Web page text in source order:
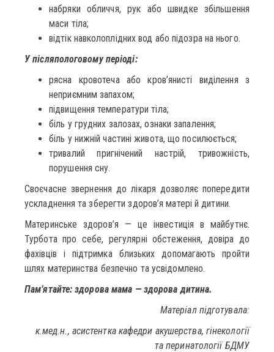
набряки обличчя, рук або швидке збільшення
маси тіла;
відтік навколоплідних вод або підозра на нього.
У післяпологовому періоді:
рясна кровотеча або кров’янисті виділення з
неприємним запахом;
підвищення температури тіла;
біль у грудних залозах, ознаки запалення;
біль у нижній частині живота, що посилюється;
тривалий пригнічений настрій, тривожність,
порушення сну.
Своєчасне звернення до лікаря дозволяє попередити
ускладнення та зберегти здоров’я матері й дитини.
Материнське здоров’я — це інвестиція в майбутнє.
Турбота про себе, регулярні обстеження, довіра до
фахівців і підтримка близьких допомагають пройти
шлях материнства безпечно та усвідомлено.
Пам’ятайте: здорова мама — здорова дитина.
Матеріал підготувала:
к.мед.н., асистентка кафедри акушерства, гінекології
та перинатології БДМУ